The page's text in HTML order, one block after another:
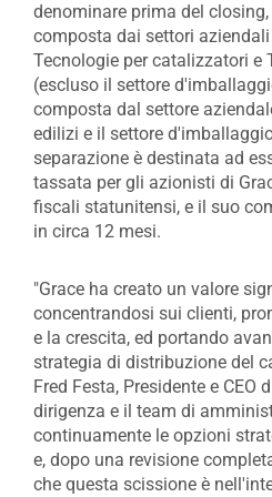
denominare prima del
composta dai settori aziendali
Tecnologie per catalizzatori e
(escluso il settore
composta dal settore
edilizi e il settore
separazione è destinata ad
tassata per gli azionisti di
fiscali statunitensi, e il suo
in circa 12 mesi.
"Grace ha creato un valore
concentrandosi sui clienti,
e la crescita, ed portando
strategia di distribuzione del
Fred Festa, Presidente e CEO
dirigenza e il team di
continuamente le opzioni
e, dopo una revisione
che questa scissione è